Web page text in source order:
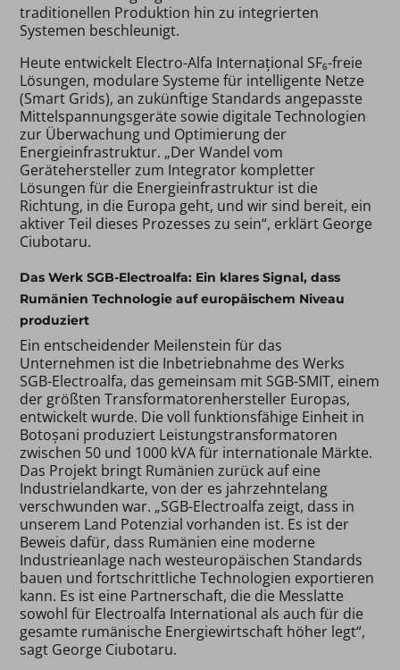
traditionellen Produktion hin zu integrierten
Systemen beschleunigt.
Heute entwickelt Electro-Alfa Internațional SF₆-freie
Lösungen, modulare Systeme für intelligente Netze
(Smart Grids), an zukünftige Standards angepasste
Mittelspannungsgeräte sowie digitale Technologien
zur Überwachung und Optimierung der
Energieinfrastruktur. „Der Wandel vom
Gerätehersteller zum Integrator kompletter
Lösungen für die Energieinfrastruktur ist die
Richtung, in die Europa geht, und wir sind bereit, ein
aktiver Teil dieses Prozesses zu sein“, erklärt George
Ciubotaru.
Das Werk SGB-Electroalfa: Ein klares Signal, dass
Rumänien Technologie auf europäischem Niveau
produziert
Ein entscheidender Meilenstein für das
Unternehmen ist die Inbetriebnahme des Werks
SGB-Electroalfa, das gemeinsam mit SGB-SMIT, einem
der größten Transformatorenhersteller Europas,
entwickelt wurde. Die voll funktionsfähige Einheit in
Botoșani produziert Leistungstransformatoren
zwischen 50 und 1000 kVA für internationale Märkte.
Das Projekt bringt Rumänien zurück auf eine
Industrielandkarte, von der es jahrzehntelang
verschwunden war. „SGB-Electroalfa zeigt, dass in
unserem Land Potenzial vorhanden ist. Es ist der
Beweis dafür, dass Rumänien eine moderne
Industrieanlage nach westeuropäischen Standards
bauen und fortschrittliche Technologien exportieren
kann. Es ist eine Partnerschaft, die die Messlatte
sowohl für Electroalfa International als auch für die
gesamte rumänische Energiewirtschaft höher legt“,
sagt George Ciubotaru.